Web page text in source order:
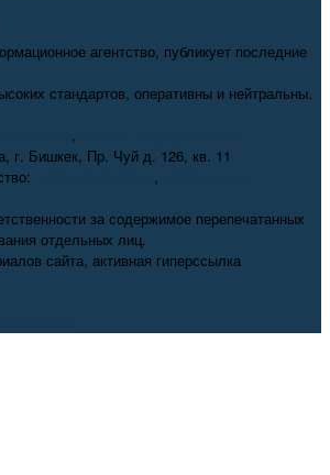
агентство, публикует последние
стандартов, оперативны и нейтральны.
,
г. Бишкек, Пр. Чуй д. 126, кв. 11
,
за содержимое перепечатанных
отдельных лиц.
сайта, активная гиперссылка